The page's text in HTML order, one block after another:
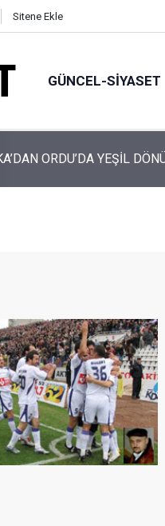
Sitene Ekle
GÜNCEL-SIYASET
PARTİ’NİN ORDU’DAKİ 69